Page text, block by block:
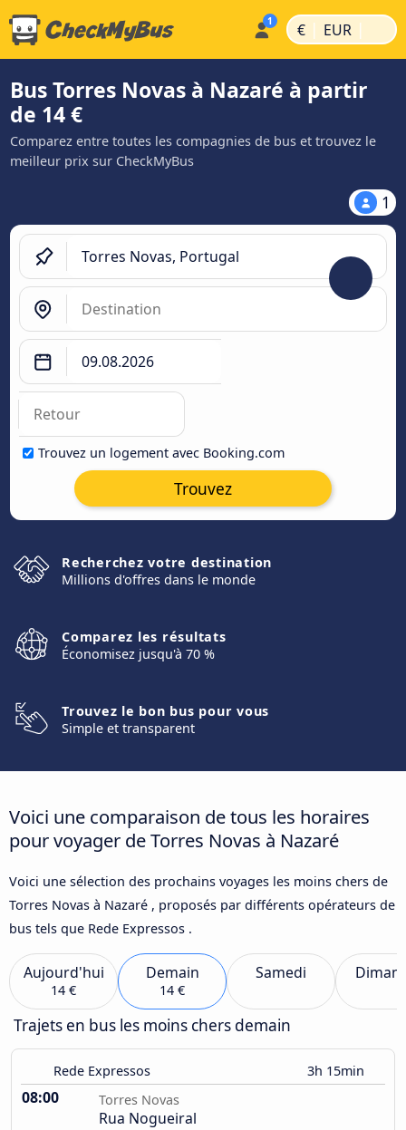
€ | EUR |
Bus Torres Novas à Nazaré à partir
de 14 €
Comparez entre toutes les compagnies de bus et trouvez le
meilleur prix sur CheckMyBus
1
Trouvez un logement avec Booking.com
Trouvez
Recherchez votre destination
Millions d'offres dans le monde
Comparez les résultats
Économisez jusqu'à 70 %
Trouvez le bon bus pour vous
Simple et transparent
Voici une comparaison de tous les horaires
pour voyager de Torres Novas à Nazaré
Voici une sélection des prochains voyages les moins chers de
Torres Novas à Nazaré , proposés par différents opérateurs de
bus tels que Rede Expressos .
Aujourd'hui
14 €
Demain
14 €
Samedi
Trajets en bus les moins chers demain
Rede Expressos 3h 15min
08:00 Torres Novas
Rua Nogueiral